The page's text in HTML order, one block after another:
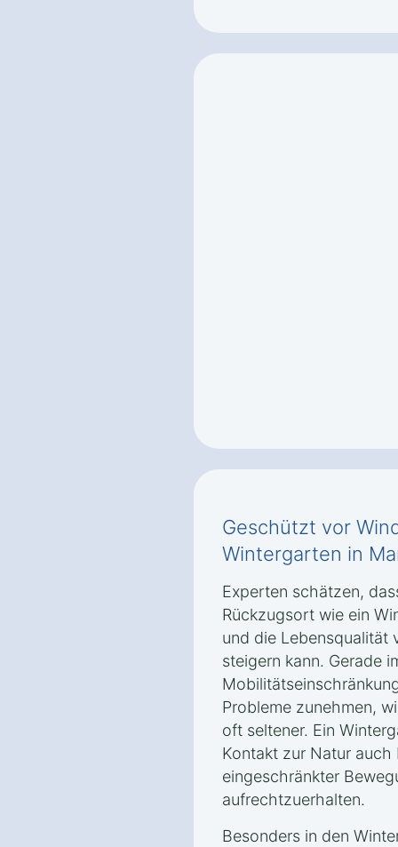
Geschützt vor
Wintergarten in
Experten schätzen,
Rückzugsort wie ein
und die Lebensqualität
steigern kann. Gerade
Probleme zunehmen,
oft seltener. Ein
Kontakt zur Natur
eingeschränkter
aufrechtzuerhalten.
Besonders in den